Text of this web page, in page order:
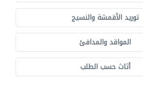
توريد الأقمشة والنسيج
المواقد والمدافئ
أثاث حسب الطلب